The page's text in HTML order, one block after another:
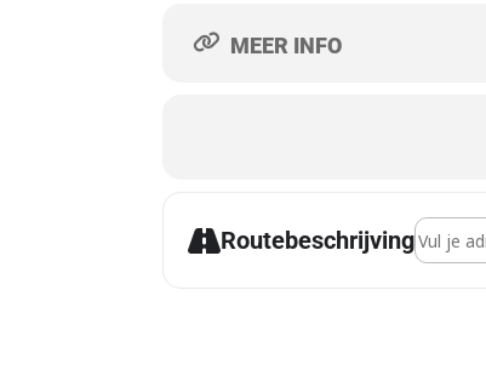
MEER INFO
RoutebeschrijvingAddress